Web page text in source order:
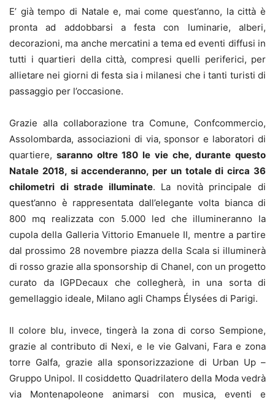
E’ già tempo di Natale e, mai come quest’anno, la città è
pronta ad addobbarsi a festa con luminarie, alberi,
decorazioni, ma anche mercatini a tema ed eventi diffusi in
tutti i quartieri della città, compresi quelli periferici, per
allietare nei giorni di festa sia i milanesi che i tanti turisti di
passaggio per l’occasione.
Grazie alla collaborazione tra Comune, Confcommercio,
Assolombarda, associazioni di via, sponsor e laboratori di
quartiere, saranno oltre 180 le vie che, durante questo
Natale 2018, si accenderanno, per un totale di circa 36
chilometri di strade illuminate. La novità principale di
quest’anno è rappresentata dall’elegante volta bianca di
800 mq realizzata con 5.000 led che illumineranno la
cupola della Galleria Vittorio Emanuele II, mentre a partire
dal prossimo 28 novembre piazza della Scala si illuminerà
di rosso grazie alla sponsorship di Chanel, con un progetto
curato da IGPDecaux che collegherà, in una sorta di
gemellaggio ideale, Milano agli Champs Élysées di Parigi.
Il colore blu, invece, tingerà la zona di corso Sempione,
grazie al contributo di Nexi, e le vie Galvani, Fara e zona
torre Galfa, grazie alla sponsorizzazione di Urban Up –
Gruppo Unipol. Il cosiddetto Quadrilatero della Moda vedrà
via Montenapoleone animarsi con musica, eventi e